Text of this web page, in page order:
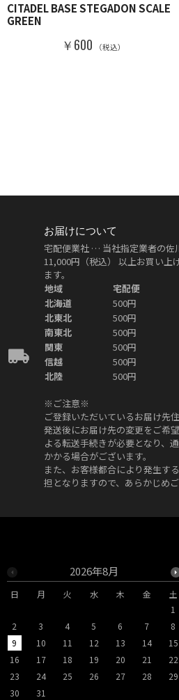
CITADEL BASE STEGADON SCALE
GREEN
￥600 （税込）
お届けについて
宅配便業社 … 当社指定業者の佐
11,000円（税込）
以上お買い上
ます。
地域
宅配便
北海道
500円
北東北
500円
南東北
500円
関東
500円
信越
500円
北陸
500円
※ご注意※
ご登録いただいているお届け先
発送後にお届け先の変更をご希
よる転送手続きが必要となり、
かかる場合がございます。
また、お客様都合により発生す
担となりますので、あらかじめご
2026年8月
日 月 火 水 木 金
土
1
2
3 4 5 6 7
8
9
10 11 12 13 14
15
16
17 18 19 20 21
22
23
24 25 26 27 28
29
30
31